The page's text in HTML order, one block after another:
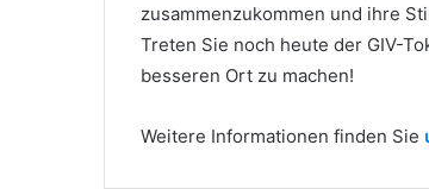
zusammenzukommen und ihre
Treten Sie noch heute der GIV-
besseren Ort zu machen!
Weitere Informationen finden Sie